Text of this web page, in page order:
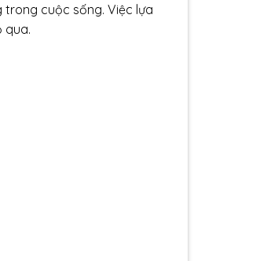
cuộc sống. Việc lựa
qua.